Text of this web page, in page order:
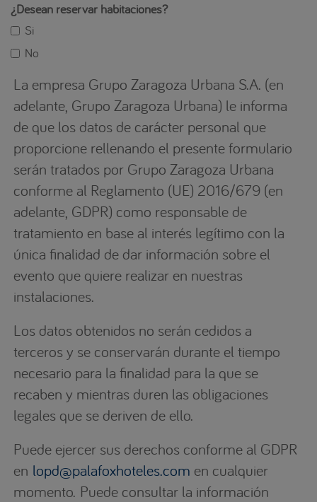
¿Desean reservar habitaciones?
Si
No
La empresa Grupo Zaragoza Urbana S.A. (en
adelante, Grupo Zaragoza Urbana) le informa
de que los datos de carácter personal que
proporcione rellenando el presente formulario
serán tratados por Grupo Zaragoza Urbana
conforme al Reglamento (UE) 2016/679 (en
adelante, GDPR) como responsable de
tratamiento en base al interés legítimo con la
única finalidad de dar información sobre el
evento que quiere realizar en nuestras
instalaciones.
Los datos obtenidos no serán cedidos a
terceros y se conservarán durante el tiempo
necesario para la finalidad para la que se
recaben y mientras duren las obligaciones
legales que se deriven de ello.
Puede ejercer sus derechos conforme al GDPR
en lopd@palafoxhoteles.com en cualquier
momento. Puede consultar la información